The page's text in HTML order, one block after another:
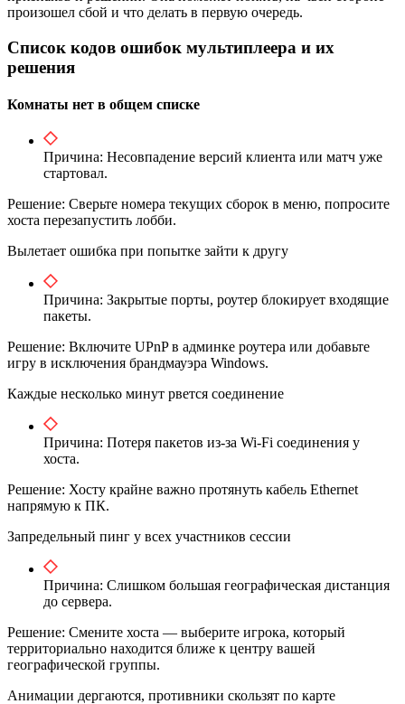
произошел сбой и что делать в первую очередь.
Список кодов ошибок мультиплеера и их
решения
Комнаты нет в общем списке
Причина: Несовпадение версий клиента или матч уже
стартовал.
Решение: Сверьте номера текущих сборок в меню, попросите
хоста перезапустить лобби.
Вылетает ошибка при попытке зайти к другу
Причина: Закрытые порты, роутер блокирует входящие
пакеты.
Решение: Включите UPnP в админке роутера или добавьте
игру в исключения брандмауэра Windows.
Каждые несколько минут рвется соединение
Причина: Потеря пакетов из-за Wi-Fi соединения у
хоста.
Решение: Хосту крайне важно протянуть кабель Ethernet
напрямую к ПК.
Запредельный пинг у всех участников сессии
Причина: Слишком большая географическая дистанция
до сервера.
Решение: Смените хоста — выберите игрока, который
территориально находится ближе к центру вашей
географической группы.
Анимации дергаются, противники скользят по карте